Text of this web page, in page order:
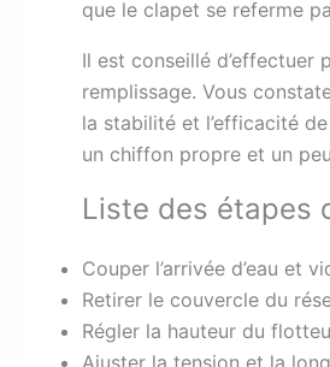
que le clapet se referme
Il est conseillé d’effectuer
remplissage. Vous
la stabilité et l’efficacité
un chiffon propre et un
Liste des étapes
Couper l’arrivée d’eau et
Retirer le couvercle du
Régler la hauteur du
Ajuster la tension et la